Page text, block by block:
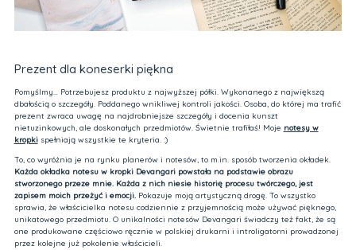
Prezent dla koneserki piękna
Pomyślmy… Potrzebujesz produktu z najwyższej półki. Wykonanego z największą
dbałością o szczegóły. Poddanego wnikliwej kontroli jakości. Osoba, do której ma trafić
prezent zwraca uwagę na najdrobniejsze szczegóły i docenia kunszt
nietuzinkowych, ale doskonałych przedmiotów. Świetnie trafiłaś! Moje notesy w
kropkispełniają wszystkie te kryteria. :)
To, co wyróżnia je na rynku planerów i notesów, to m.in. sposób tworzenia okładek.
Każda okładka notesu w kropki Devangari powstała na podstawie obrazu
stworzonego przeze mnie. Każda z nich niesie historię procesu twórczego, jest
zapisem moich przeżyć i emocji.Pokazuje moją artystyczną drogę. To wszystko
sprawia, że właścicielka notesu codziennie z przyjemnością może używać pięknego,
unikatowego przedmiotu. O unikalności notesów Devangari świadczy też fakt, że są
one produkowane częściowo ręcznie w polskiej drukarni i introligatorni prowadzonej
przez kolejne już pokolenie właścicieli.